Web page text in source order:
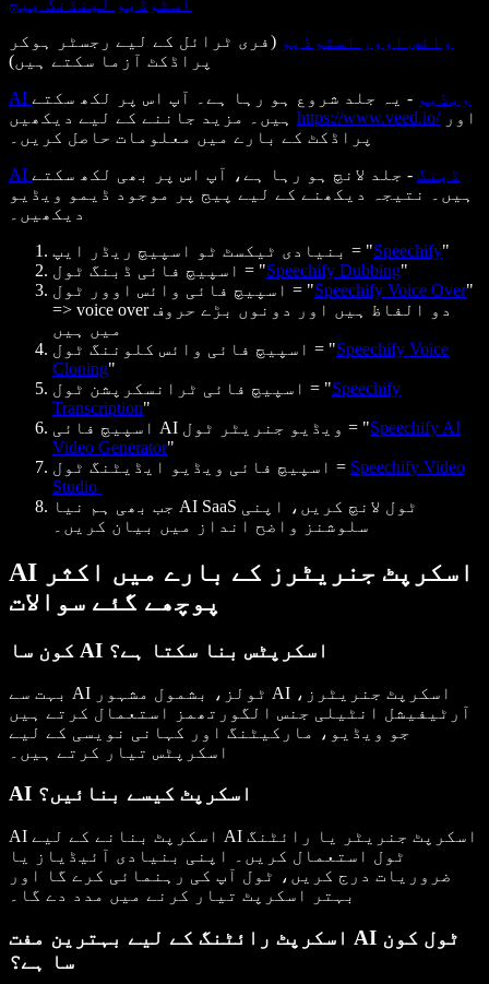
اسٹوڈیو لینڈنگ پیج
وائس اوور اسٹوڈیو (فری ٹرائل کے لیے رجسٹر ہوکر
پراڈکٹ آزما سکتے ہیں)
AI ویڈیو - یہ جلد شروع ہو رہا ہے۔ آپ اس پر لکھ سکتے
https://www.veed.io/اور
پراڈکٹ کے بارے میں معلومات حاصل کریں۔
AI ڈبنگ - جلد لانچ ہو رہا ہے، آپ اس پر بھی لکھ سکتے
ہیں۔ نتیجہ دیکھنے کے لیے پیج پر موجود ڈیمو ویڈیو
دیکھیں۔
بنیادی ٹیکسٹ ٹو اسپیچ ریڈر ایپ = "Speechify"
اسپیچ فائی ڈبنگ ٹول = "Speechify Dubbing"
اسپیچ فائی وائس اوور ٹول = "Speechify Voice Over"
=> voice over دو الفاظ ہیں اور دونوں بڑے حروف
میں ہیں
اسپیچ فائی وائس کلوننگ ٹول = "Speechify Voice
Cloning"
اسپیچ فائی ٹرانسکرپشن ٹول = "Speechify
Transcription"
اسپیچ فائی AI ویڈیو جنریٹر ٹول = "Speechify AI
Video Generator"
اسپیچ فائی ویڈیو ایڈیٹنگ ٹول = Speechify Video
Studio
جب بھی ہم نیا AI SaaS ٹول لانچ کریں، اپنی
سلوشنز واضح انداز میں بیان کریں۔
AI اسکرپٹ جنریٹرز کے بارے میں اکثر
پوچھے گئے سوالات
کون سا AI اسکرپٹس بنا سکتا ہے؟
بہت سے AI ٹولز، بشمول مشہور AI اسکرپٹ جنریٹرز،
آرٹیفیشل انٹیلی جنس الگورتھمز استعمال کرتے ہیں
جو ویڈیو، مارکیٹنگ اور کہانی نویسی کے لیے
اسکرپٹس تیار کرتے ہیں۔
AI اسکرپٹ کیسے بنائیں؟
AI اسکرپٹ بنانے کے لیے AI اسکرپٹ جنریٹر یا رائٹنگ
ٹول استعمال کریں۔ اپنی بنیادی آئیڈیاز یا
ضروریات درج کریں، ٹول آپ کی رہنمائی کرے گا اور
بہتر اسکرپٹ تیار کرنے میں مدد دے گا۔
اسکرپٹ رائٹنگ کے لیے بہترین مفت AI ٹول کون
سا ہے؟